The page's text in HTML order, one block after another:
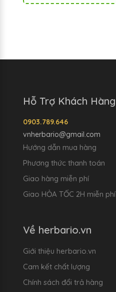
Hỗ Trợ Khách Hàng
0903.789.646
vnherbario@gmail.com
Hướng dẫn mua hàng
Phương thức thanh toán
Giao hàng miễn phí
Giao HỎA TỐC 2H miễn phí
Về herbario.vn
Giới thiệu herbario.vn
Cam kết chất lượng
Chính sách đổi trả hàng